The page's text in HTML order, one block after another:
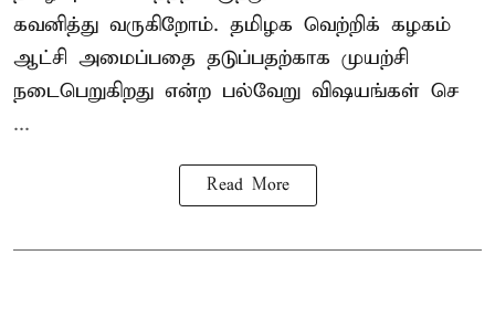
கவனித்து வருகிறோம். தமிழக வெற்றிக் கழகம்
ஆட்சி அமைப்பதை தடுப்பதற்காக முயற்சி
நடைபெறுகிறது என்ற பல்வேறு விஷயங்கள் செ
...
Read More